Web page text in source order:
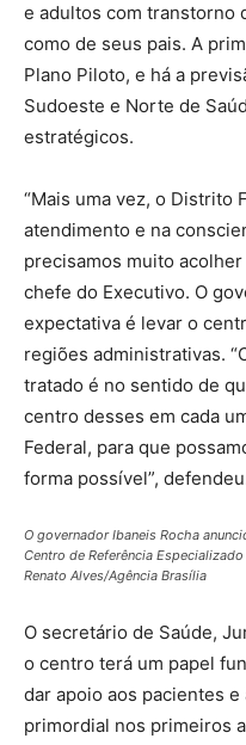
e adultos com transtorno
como de seus pais. A
Plano Piloto, e há a
Sudoeste e Norte de
estratégicos.
“Mais uma vez, o Distrito
atendimento e na
precisamos muito
chefe do Executivo. O
expectativa é levar o
regiões administrativas.
tratado é no sentido de
centro desses em cada
Federal, para que
forma possível”,
O governador Ibaneis Rocha
Centro de Referência
Renato Alves/Agência Brasília
O secretário de Saúde,
o centro terá um papel
dar apoio aos pacientes
primordial nos primeiros